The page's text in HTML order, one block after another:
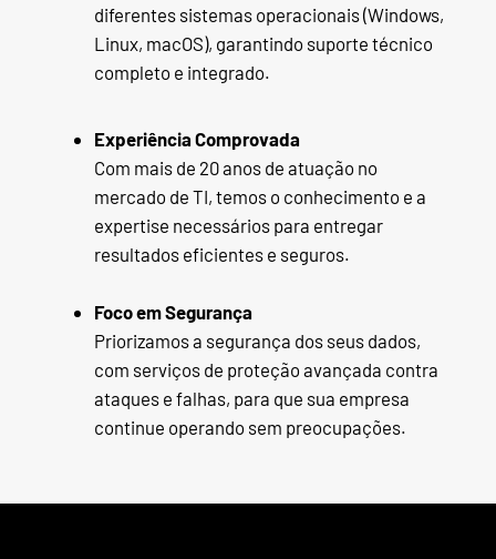
diferentes sistemas operacionais (Windows,
Linux, macOS), garantindo suporte técnico
completo e integrado.
Experiência Comprovada
Com mais de 20 anos de atuação no
mercado de TI, temos o conhecimento e a
expertise necessários para entregar
resultados eficientes e seguros.
Foco em Segurança
Priorizamos a segurança dos seus dados,
com serviços de proteção avançada contra
ataques e falhas, para que sua empresa
continue operando sem preocupações.